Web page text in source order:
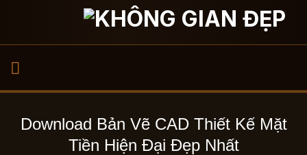
Download Bản Vẽ CAD Thiết Kế Mặt
Tiền Hiện Đại Đẹp Nhất